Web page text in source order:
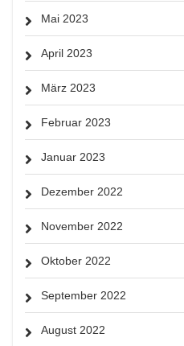
Mai 2023
April 2023
März 2023
Februar 2023
Januar 2023
Dezember 2022
November 2022
Oktober 2022
September 2022
August 2022